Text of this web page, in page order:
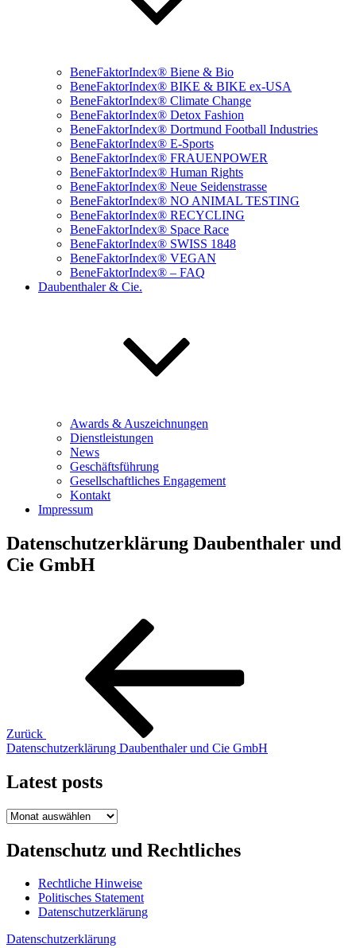
BeneFaktorIndex® Biene & Bio
BeneFaktorIndex® BIKE & BIKE ex-USA
BeneFaktorIndex® Climate Change
BeneFaktorIndex® Detox Fashion
BeneFaktorIndex® Dortmund Football Industries
BeneFaktorIndex® E-Sports
BeneFaktorIndex® FRAUENPOWER
BeneFaktorIndex® Human Rights
BeneFaktorIndex® Neue Seidenstrasse
BeneFaktorIndex® NO ANIMAL TESTING
BeneFaktorIndex® RECYCLING
BeneFaktorIndex® Space Race
BeneFaktorIndex® SWISS 1848
BeneFaktorIndex® VEGAN
BeneFaktorIndex® – FAQ
Daubenthaler & Cie.
Awards & Auszeichnungen
Dienstleistungen
News
Geschäftsführung
Gesellschaftliches Engagement
Kontakt
Impressum
Datenschutzerklärung Daubenthaler und
Cie GmbH
Beitragsnavigation
Zurück
Datenschutzerklärung Daubenthaler und Cie GmbH
Latest posts
Latest
Datenschutz und Rechtliches
Rechtliche Hinweise
Politisches Statement
Datenschutzerklärung
Datenschutzerklärung